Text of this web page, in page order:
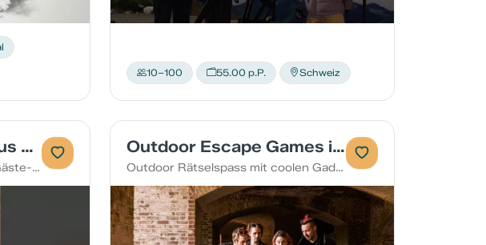
10–100 55.00 p.P. Schweiz
Krimidinner Grüsse aus dem Jenseits
Interaktives Krimidinner mit 9 Gäste-Mitmachrollen
Outdoor Escape Games im Wallis
Outdoor Rätselspass mit coolen Gadgets und Augmented Reality